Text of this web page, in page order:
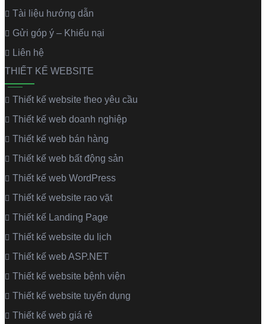
Tài liệu hướng dẫn
Gửi góp ý – Khiếu nại
Liên hệ
THIẾT KẾ WEBSITE
Thiết kế website theo yêu cầu
Thiết kế web doanh nghiệp
Thiết kế web bán hàng
Thiết kế web bất động sản
Thiết kế web WordPress
Thiết kế website rao vặt
Thiết kế Landing Page
Thiết kế website du lịch
Thiết kế web ASP.NET
Thiết kế website bệnh viện
Thiết kế website tuyển dụng
Thiết kế web giá rẻ